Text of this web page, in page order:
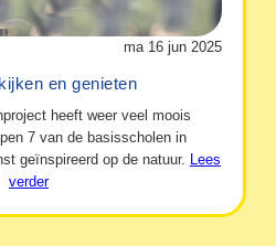
ma 16 jun 2025
en genieten
heeft weer veel moois
7 van de basisscholen in
geïnspireerd op de natuur. Lees
verder